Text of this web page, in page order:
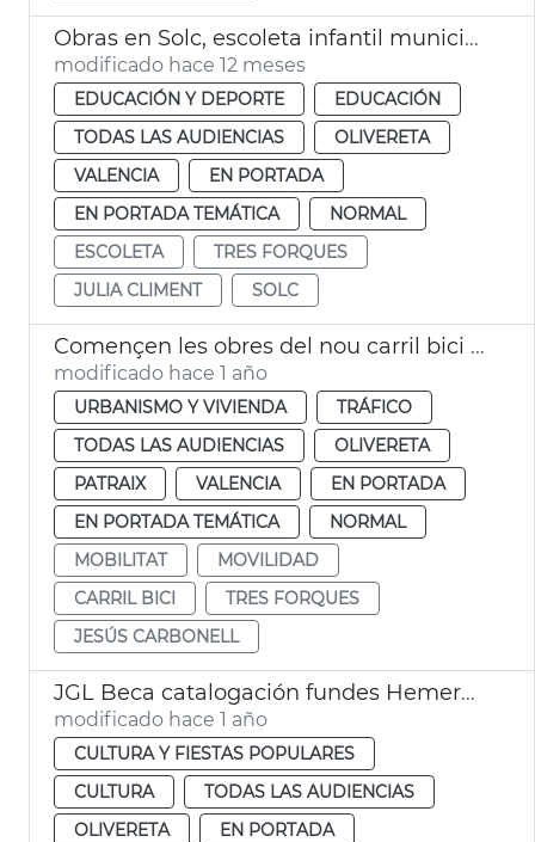
Obras en Solc, escoleta infantil municipal València
modificado hace 12 meses
EDUCACIÓN Y DEPORTE
EDUCACIÓN
TODAS LAS AUDIENCIAS
OLIVERETA
VALENCIA
EN PORTADA
EN PORTADA TEMÁTICA
NORMAL
ESCOLETA
TRES FORQUES
JULIA CLIMENT
SOLC
Començen les obres del nou carril bici al carrer Tres Forques de València
modificado hace 1 año
URBANISMO Y VIVIENDA
TRÁFICO
TODAS LAS AUDIENCIAS
OLIVERETA
PATRAIX
VALENCIA
EN PORTADA
EN PORTADA TEMÁTICA
NORMAL
MOBILITAT
MOVILIDAD
CARRIL BICI
TRES FORQUES
JESÚS CARBONELL
JGL Beca catalogación fundes Hemeroteca y Biblioteca Histórica Municipal
modificado hace 1 año
CULTURA Y FIESTAS POPULARES
CULTURA
TODAS LAS AUDIENCIAS
OLIVERETA
EN PORTADA